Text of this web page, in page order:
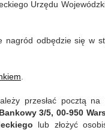
Urzędu
nagród odbędzie się w
przesłać pocztą na
3/5, 00-950
lub złożyć